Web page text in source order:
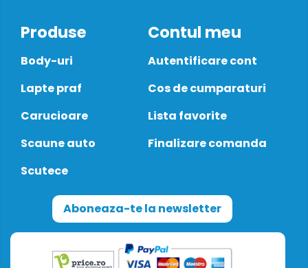
Produse
Body-uri
Lapte praf
Carucioare
Scaune auto
Scutece
Contul meu
Autentificare cont
Cos de cumparaturi
Lista favorite
Finalizare comanda
Aboneaza-te la newsletter